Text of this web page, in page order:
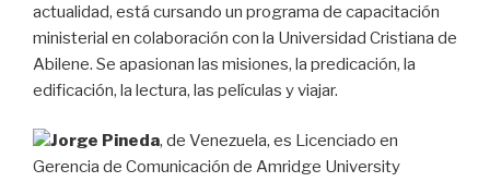
actualidad, está cursando un programa de capacitación
ministerial en colaboración con la Universidad Cristiana de
Abilene. Se apasionan las misiones, la predicación, la
edificación, la lectura, las películas y viajar.
Jorge Pineda, de Venezuela, es Licenciado en
Gerencia de Comunicación de Amridge University